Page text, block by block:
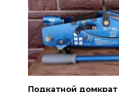
Подкатной домкрат